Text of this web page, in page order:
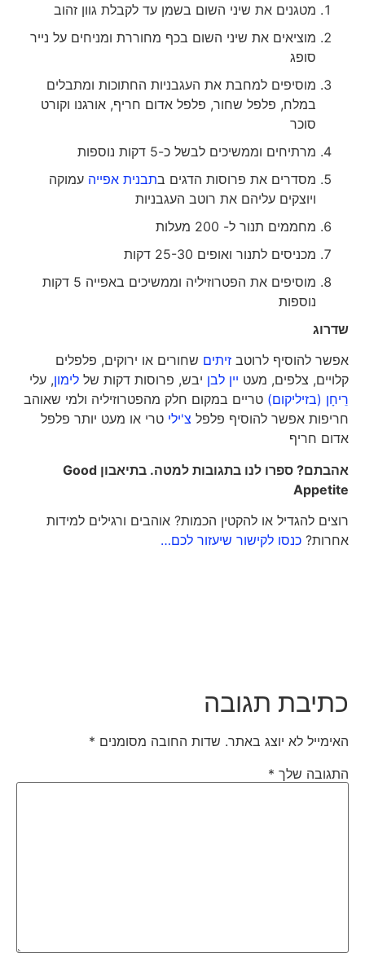
מטגנים את שיני השום בשמן עד לקבלת גוון זהוב
מוציאים את שיני השום בכף מחוררת ומניחים על נייר
סופג
מוסיפים למחבת את העגבניות החתוכות ומתבלים
במלח, פלפל שחור, פלפל אדום חריף, אורגנו וקורט
סוכר
מרתיחים וממשיכים לבשל כ-5 דקות נוספות
מסדרים את פרוסות הדגים בתבנית אפייהעמוקה
ויוצקים עליהם את רוטב העגבניות
מחממים תנור ל- 200 מעלות
מכניסים לתנור ואופים 25-30 דקות
מוסיפים את הפטרוזיליה וממשיכים באפייה 5 דקות
נוספות
שדרוג
אפשר להוסיף לרוטבזיתיםשחורים או ירוקים, פלפלים
קלויים, צלפים, מעטיין לבןיבש, פרוסות דקות שללימון, עלי
רֵיחָן (בזיליקום)טריים במקום חלק מהפטרוזיליה ולמי שאוהב
חריפות אפשר להוסיף פלפלצ'יליטרי או מעט יותר פלפל
אדום חריף
אהבתם? ספרו לנו בתגובות למטה. בתיאבוןGood
Appetite
רוצים להגדיל או להקטין הכמות? אוהבים ורגילים למידות
אחרות?כנסו לקישור שיעזור לכם…
כתיבת תגובה
האימייל לא יוצג באתר. שדות החובה מסומנים*
התגובה שלך*